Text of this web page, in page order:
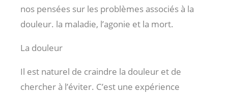
nos pensées sur les problèmes associés à la
douleur. la maladie, l’agonie et la mort.
La douleur
Il est naturel de craindre la douleur et de
chercher à l’éviter. C’est une expérience